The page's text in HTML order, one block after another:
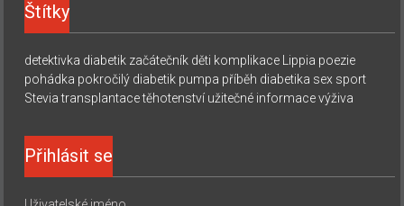
Štítky
detektivka diabetik začátečník děti komplikace Lippia poezie
pohádka pokročilý diabetik pumpa příběh diabetika sex sport
Stevia transplantace těhotenství užitečné informace výživa
Přihlásit se